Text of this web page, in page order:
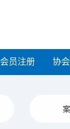
会员注册 协